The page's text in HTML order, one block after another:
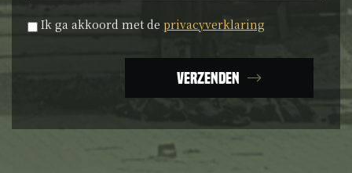
Privacyverklaring *
Ik ga akkoord met de privacyverklaring
Verzenden